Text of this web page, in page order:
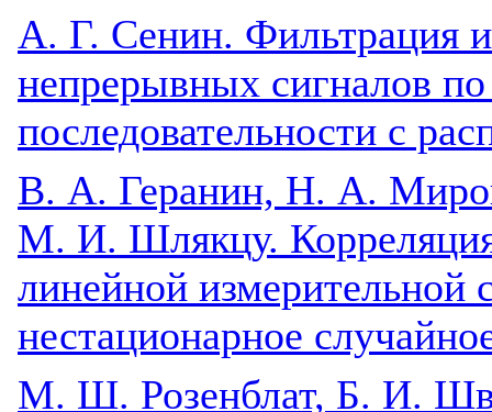
A. Г. Сенин. Фильтрация
непрерывных сигналов
последовательности с
B. А. Геранин, Н. А.
М. И. Шлякцу. Корреляция
линейной измерительной
нестационарное
М. Ш. Розенблат, Б. И.